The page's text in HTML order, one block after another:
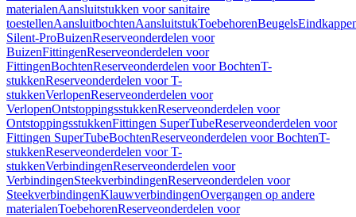
materialenAansluitstukken voor sanitaire
toestellenAansluitbochtenAansluitstukToebehorenBeugels
Silent-ProBuizenReserveonderdelen voor
BuizenFittingenReserveonderdelen voor
FittingenBochtenReserveonderdelen voor BochtenT-
stukkenReserveonderdelen voor T-
stukkenVerlopenReserveonderdelen voor
VerlopenOntstoppingsstukkenReserveonderdelen voor
OntstoppingsstukkenFittingen SuperTubeReserveonderdelen voor
Fittingen SuperTubeBochtenReserveonderdelen voor BochtenT-
stukkenReserveonderdelen voor T-
stukkenVerbindingenReserveonderdelen voor
VerbindingenSteekverbindingenReserveonderdelen voor
SteekverbindingenKlauwverbindingenOvergangen op andere
materialenToebehorenReserveonderdelen voor